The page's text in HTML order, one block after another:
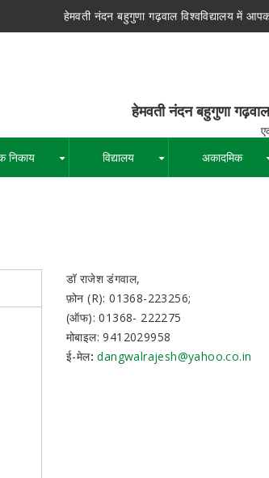
हेमवती नंदन बहुगुणा गढ़वाल विश्वविद्यालय में
बहुगुणा गढ़वाल
निकाय विद्यालय अकादमिक
डॉ राजेश डंगवाल,
फ़ोन (R): 01368-223256;
(ऑफ): 01368- 222275
मोबाइल: 9412029958
ई-मेल: dangwalrajesh@yahoo.co.in